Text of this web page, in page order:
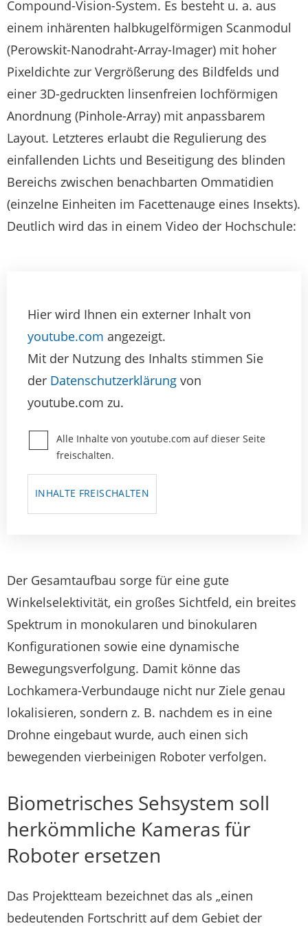
Compound-Vision-System. Es besteht u. a. aus
einem inhärenten halbkugelförmigen Scanmodul
(Perowskit-Nanodraht-Array-Imager) mit hoher
Pixeldichte zur Vergrößerung des Bildfelds und
einer 3D-gedruckten linsenfreien lochförmigen
Anordnung (Pinhole-Array) mit anpassbarem
Layout. Letzteres erlaubt die Regulierung des
einfallenden Lichts und Beseitigung des blinden
Bereichs zwischen benachbarten Ommatidien
(einzelne Einheiten im Facettenauge eines Insekts).
Deutlich wird das in einem Video der Hochschule:
Hier wird Ihnen ein externer Inhalt von
youtube.com angezeigt.
Mit der Nutzung des Inhalts stimmen Sie
der Datenschutzerklärung von
youtube.com zu.
Alle Inhalte von youtube.com auf dieser Seite
freischalten.
INHALTE FREISCHALTEN
Der Gesamtaufbau sorge für eine gute
Winkelselektivität, ein großes Sichtfeld, ein breites
Spektrum in monokularen und binokularen
Konfigurationen sowie eine dynamische
Bewegungsverfolgung. Damit könne das
Lochkamera-Verbundauge nicht nur Ziele genau
lokalisieren, sondern z. B. nachdem es in eine
Drohne eingebaut wurde, auch einen sich
bewegenden vierbeinigen Roboter verfolgen.
Biometrisches Sehsystem soll
herkömmliche Kameras für
Roboter ersetzen
Das Projektteam bezeichnet das als „einen
bedeutenden Fortschritt auf dem Gebiet der